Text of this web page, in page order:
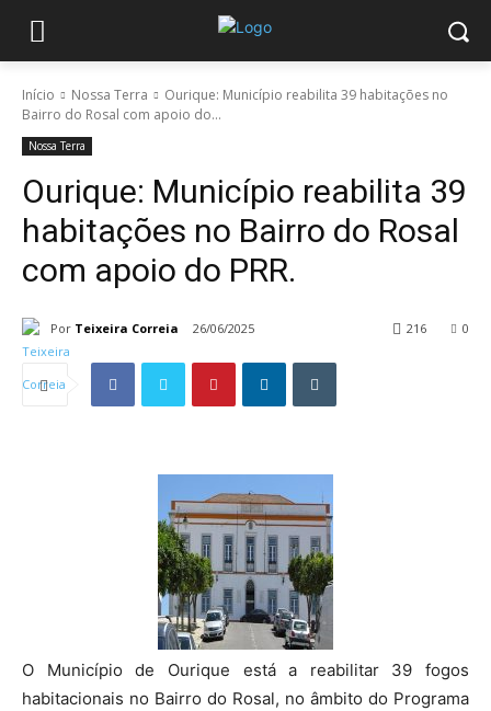
Início Nossa Terra
Ourique: Município reabilita 39 habitações no
Bairro do Rosal com apoio do...
Nossa Terra
Ourique: Município reabilita 39
habitações no Bairro do Rosal
com apoio do PRR.
Por Teixeira Correia 26/06/2025 0
216
O Município de Ourique está a reabilitar 39 fogos
habitacionais no Bairro do Rosal, no âmbito do Programa